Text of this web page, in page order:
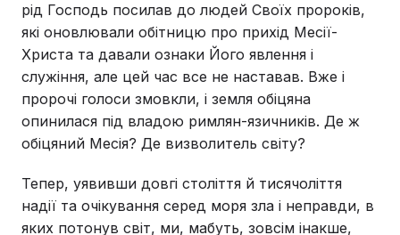
рід Господь посилав до людей Своїх пророків,
які оновлювали обітницю про прихід Месії-
Христа та давали ознаки Його явлення і
служіння, але цей час все не наставав. Вже і
пророчі голоси змовкли, і земля обіцяна
опинилася під владою римлян-язичників. Де ж
обіцяний Месія? Де визволитель світу?
Тепер, уявивши довгі століття й тисячоліття
надії та очікування серед моря зла і неправди, в
яких потонув світ, ми, мабуть, зовсім інакше,